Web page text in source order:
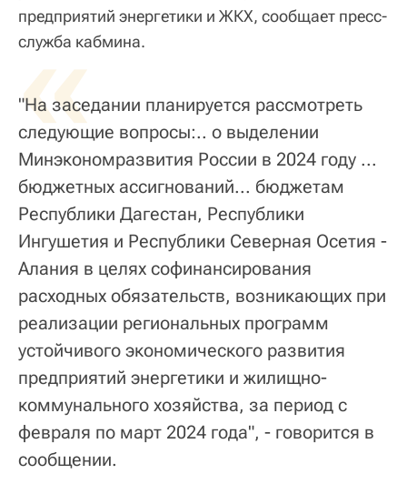
предприятий энергетики и ЖКХ, сообщает пресс-
служба кабмина.
«
"На заседании планируется рассмотреть
следующие вопросы:.. о выделении
Минэкономразвития России в 2024 году ...
бюджетных ассигнований... бюджетам
Республики Дагестан, Республики
Ингушетия и Республики Северная Осетия -
Алания в целях софинансирования
расходных обязательств, возникающих при
реализации региональных программ
устойчивого экономического развития
предприятий энергетики и жилищно-
коммунального хозяйства, за период с
февраля по март 2024 года", - говорится в
сообщении.